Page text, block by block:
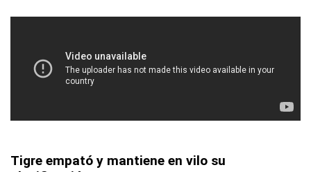
Tigre empató y mantiene en vilo su